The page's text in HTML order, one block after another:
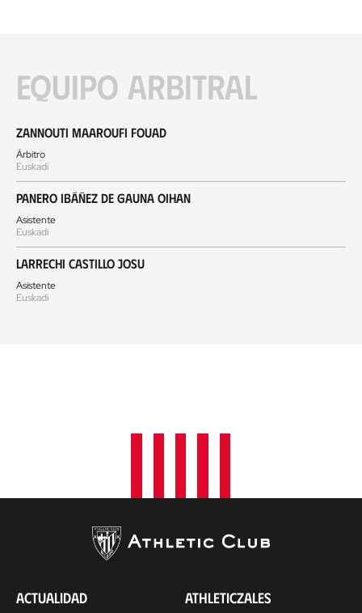
Equipo arbitral
Zannouti Maaroufi Fouad
Árbitro
Euskadi
Panero Ibáñez de Gauna Oihan
Asistente
Euskadi
Larrechi Castillo Josu
Asistente
Euskadi
ACTUALIDAD ATHLETICZALES